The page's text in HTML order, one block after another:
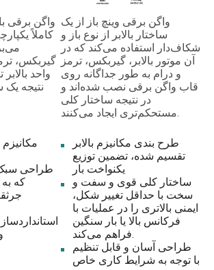
واگن برقی
کاملاً
گیربکس،
واحد
نتیجه
واگن برقی وینچ باز از یک
ساختار بالابر از نوع باز و
شکاف‌دار استفاده می‌کند که در
آن موتور بالابر، گیربکس، ترمز
و درام به طور جداگانه روی
قاب واگن برقی نصب شده‌اند و
در نتیجه ساختار کلی
مستحکم‌تری ایجاد می‌کنند.
مکانیزم
طراحی
که
طرح بندی مکانیزم بالابر
تقسیم شده، تضمین توزیع
یکنواخت بار
ساختار کلی قوی و سفت و
سخت با حداقل تغییر شکل،
ایمنی بالاتری را در عملیات با
فرکانس بالا یا بار سنگین
فراهم می‌کند.
طراحی آسان و قابل تنظیم
با توجه به شرایط کاری خاص